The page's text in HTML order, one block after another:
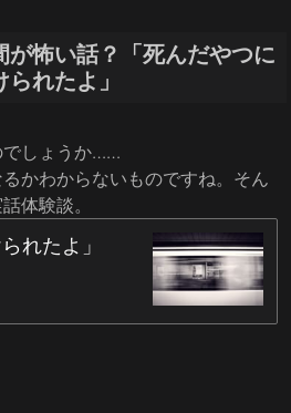
が怖い話？「死んだやつに
られたよ」
でしょうか……
かわからないものですね。そん
体験談。